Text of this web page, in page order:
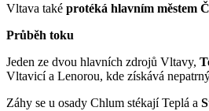
Vltava také protéká hlavním městem
Průběh toku
Jeden ze dvou hlavních zdrojů Vltavy,
Vltavicí a Lenorou, kde získává
Záhy se u osady Chlum stékají Teplá a